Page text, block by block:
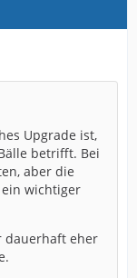
Upgrade ist,
betrifft. Bei
aber die
wichtiger
dauerhaft eher